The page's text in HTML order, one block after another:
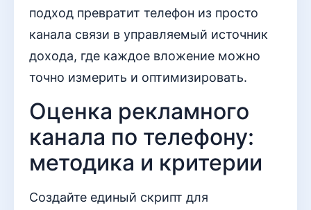
подход превратит телефон из просто
канала связи в управляемый источник
дохода, где каждое вложение можно
точно измерить и оптимизировать.
Оценка рекламного
канала по телефону:
методика и критерии
Создайте единый скрипт для